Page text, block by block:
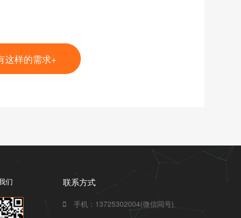
这样的需求+
们 联系方式
手机：13725302004(微信同号)